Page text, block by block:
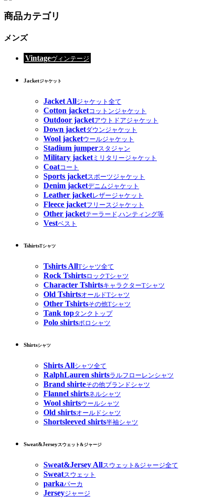
商品カテゴリ
メンズ
Vintageヴィンテージ
Jacketジャケット
Jacket Allジャケット全て
Cotton jacketコットンジャケット
Outdoor jacketアウトドアジャケット
Down jacketダウンジャケット
Wool jacketウールジャケット
Stadium jumperスタジャン
Military jacketミリタリージャケット
Coatコート
Sports jacketスポーツジャケット
Denim jacketデニムジャケット
Leather jacketレザージャケット
Fleece jacketフリースジャケット
Other jacketテーラード,ハンティング等
Vestベスト
TshirtsTシャツ
Tshirts AllTシャツ全て
Rock TshirtsロックTシャツ
Character TshirtsキャラクターTシャツ
Old TshirtsオールドTシャツ
Other Tshirtsその他Tシャツ
Tank topタンクトップ
Polo shirtsポロシャツ
Shirtsシャツ
Shirts Allシャツ全て
RalphLauren shirtsラルフローレンシャツ
Brand shirteその他ブランドシャツ
Flannel shirtsネルシャツ
Wool shirtsウールシャツ
Old shirtsオールドシャツ
Shortsleeved shirts半袖シャツ
Sweat&Jerseyスウェット&ジャージ
Sweat&Jersey Allスウェット&ジャージ全て
Sweatスウェット
parkaパーカ
Jerseyジャージ